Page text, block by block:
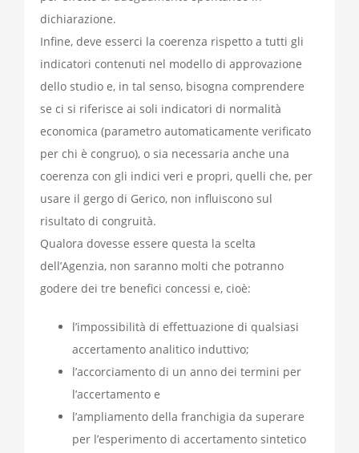
dichiarazione.
Infine, deve esserci la coerenza rispetto a tutti gli
indicatori contenuti nel modello di approvazione
dello studio e, in tal senso, bisogna comprendere
se ci si riferisce ai soli indicatori di normalità
economica (parametro automaticamente verificato
per chi è congruo), o sia necessaria anche una
coerenza con gli indici veri e propri, quelli che, per
usare il gergo di Gerico, non influiscono sul
risultato di congruità.
Qualora dovesse essere questa la scelta
dell’Agenzia, non saranno molti che potranno
godere dei tre benefici concessi e, cioè:
l’impossibilità di effettuazione di qualsiasi
accertamento analitico induttivo;
l’accorciamento di un anno dei termini per
l’accertamento e
l’ampliamento della franchigia da superare
per l’esperimento di accertamento sintetico